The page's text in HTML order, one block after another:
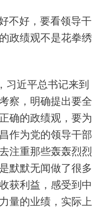
不好，要看领导干
政绩观不是花拳绣
习近平总书记来到
察，明确提出要全
确的政绩观，要为
作为党的领导干部
注重那些轰轰烈烈
默默无闻做了很多
获利益，感受到中
量的业绩，实际上